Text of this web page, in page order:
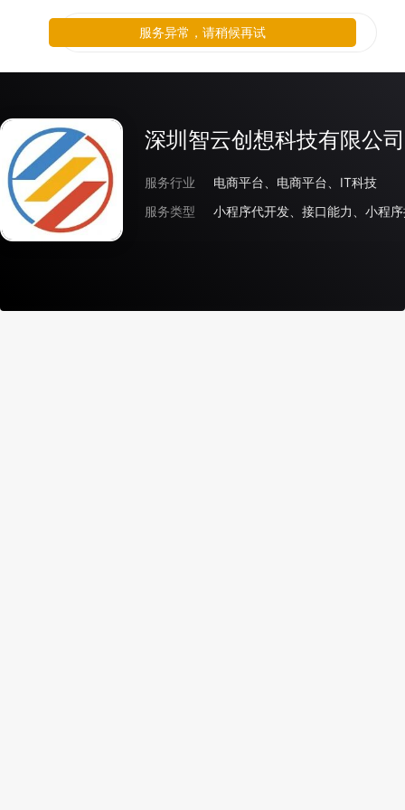
深圳智云创想科技有限公司
服务行业
电商平台、电商平台、IT科技
服务类型
小程序代开发、接口能力、小程
服务异常，请稍候再试